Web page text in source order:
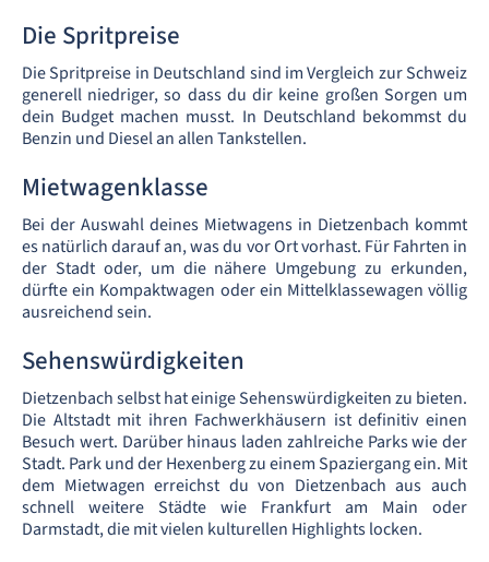
Die Spritpreise
Die Spritpreise in Deutschland sind im Vergleich zur Schweiz
generell niedriger, so dass du dir keine großen Sorgen um
dein Budget machen musst. In Deutschland bekommst du
Benzin und Diesel an allen Tankstellen.
Mietwagenklasse
Bei der Auswahl deines Mietwagens in Dietzenbach kommt
es natürlich darauf an, was du vor Ort vorhast. Für Fahrten in
der Stadt oder, um die nähere Umgebung zu erkunden,
dürfte ein Kompaktwagen oder ein Mittelklassewagen völlig
ausreichend sein.
Sehenswürdigkeiten
Dietzenbach selbst hat einige Sehenswürdigkeiten zu bieten.
Die Altstadt mit ihren Fachwerkhäusern ist definitiv einen
Besuch wert. Darüber hinaus laden zahlreiche Parks wie der
Stadt. Park und der Hexenberg zu einem Spaziergang ein. Mit
dem Mietwagen erreichst du von Dietzenbach aus auch
schnell weitere Städte wie Frankfurt am Main oder
Darmstadt, die mit vielen kulturellen Highlights locken.